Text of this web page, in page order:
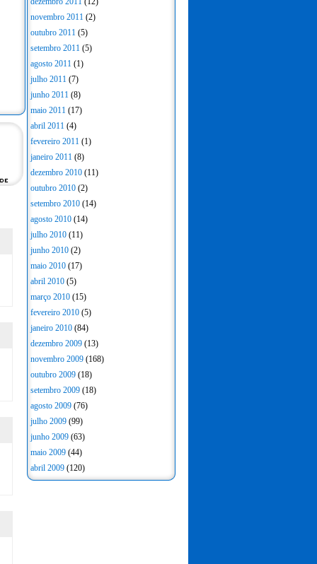
novembro 2011 (2)
outubro 2011 (5)
setembro 2011 (5)
agosto 2011 (1)
julho 2011 (7)
junho 2011 (8)
maio 2011 (17)
abril 2011 (4)
fevereiro 2011 (1)
janeiro 2011 (8)
dezembro 2010 (11)
outubro 2010 (2)
setembro 2010 (14)
agosto 2010 (14)
julho 2010 (11)
junho 2010 (2)
maio 2010 (17)
abril 2010 (5)
março 2010 (15)
fevereiro 2010 (5)
janeiro 2010 (84)
dezembro 2009 (13)
novembro 2009 (168)
outubro 2009 (18)
setembro 2009 (18)
agosto 2009 (76)
julho 2009 (99)
junho 2009 (63)
maio 2009 (44)
abril 2009 (120)